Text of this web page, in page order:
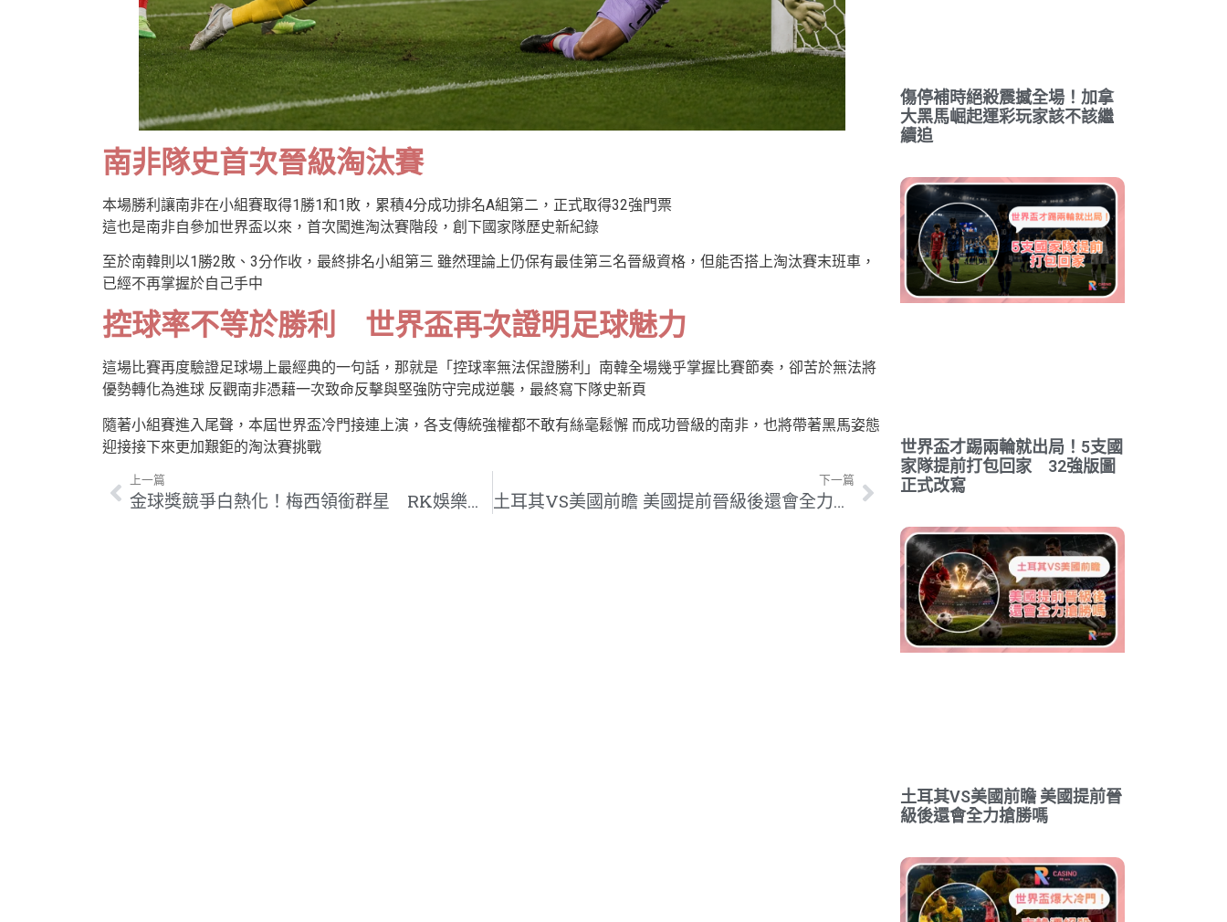
南非隊史首次晉級淘汰賽
本場勝利讓南非在小組賽取得1勝1和1敗，累積4分成功排名A組第二，正式取得32強門票
這也是南非自參加世界盃以來，首次闖進淘汰賽階段，創下國家隊歷史新紀錄
至於南韓則以1勝2敗、3分作收，最終排名小組第三 雖然理論上仍保有最佳第三名晉級資格，但能否搭上淘汰賽末班車，
已經不再掌握於自己手中
控球率不等於勝利 世界盃再次證明足球魅力
這場比賽再度驗證足球場上最經典的一句話，那就是「控球率無法保證勝利」南韓全場幾乎掌握比賽節奏，卻苦於無法將
優勢轉化為進球 反觀南非憑藉一次致命反擊與堅強防守完成逆襲，最終寫下隊史新頁
隨著小組賽進入尾聲，本屆世界盃冷門接連上演，各支傳統強權都不敢有絲毫鬆懈 而成功晉級的南非，也將帶著黑馬姿態
迎接接下來更加艱鉅的淘汰賽挑戰
上一篇
金球獎競爭白熱化！梅西領銜群星 RK娛樂城聚焦世界盃焦點人物
下一篇
土耳其VS美國前瞻 美國提前晉級後還會全力搶勝嗎
傷停補時絕殺震撼全場！加拿
大黑馬崛起運彩玩家該不該繼
續追
世界盃才踢兩輪就出局！5支國
家隊提前打包回家 32強版圖
正式改寫
土耳其VS美國前瞻 美國提前晉
級後還會全力搶勝嗎